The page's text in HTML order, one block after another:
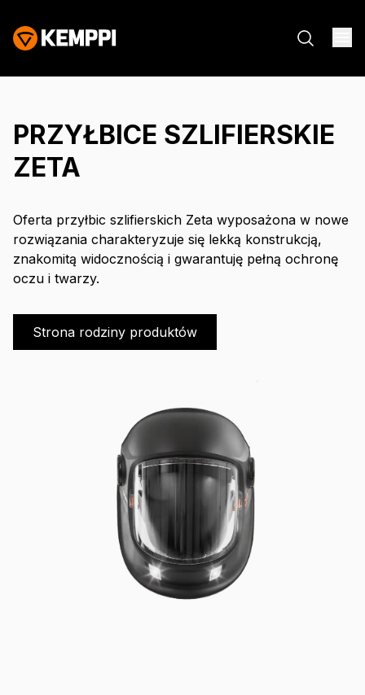
PRZYŁBICE SZLIFIERSKIE
ZETA
Oferta przyłbic szlifierskich Zeta wyposażona w nowe
rozwiązania charakteryzuje się lekką konstrukcją,
znakomitą widocznością i gwarantuję pełną ochronę
oczu i twarzy.
Strona rodziny produktów